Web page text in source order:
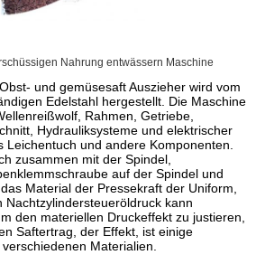
Nahrung entwässern Maschine
und gemüsesaft Auszieher wird vom
Edelstahl hergestellt. Die Maschine
Rahmen, Getriebe,
Hydrauliksysteme und elektrischer
Leichentuch und andere Komponenten.
zusammen mit der Spindel,
auf der Spindel und
Material der Pressekraft der Uniform,
Nachtzylindersteueröldruck kann
den materiellen Druckeffekt zu justieren,
Saftertrag, der Effekt, ist einige
Materialien.